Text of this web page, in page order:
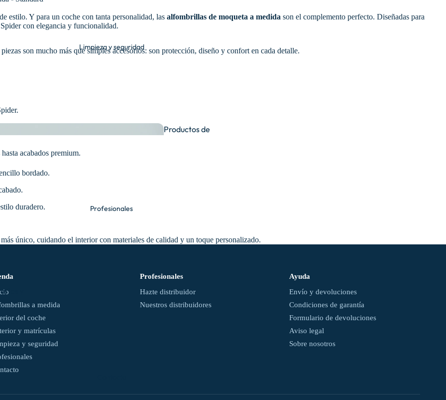
ores
Fundas para
personalizados
Distintivos
Limpieza y seguridad
Productos de
Aceites y
Profesionales
y
estilo. Y para un coche con tanta personalidad, las alfombrillas de moqueta a medida son el complemento perfecto. Diseñadas para
con elegancia y funcionalidad.
piezas son mucho más que simples accesorios: son protección, diseño y confort en cada detalle.
acabados premium.
bordado.
duradero.
único, cuidando el interior con materiales de calidad y un toque personalizado.
a medida
del coche
y matrículas
y seguridad
Profesionales
Hazte distribuidor
Nuestros distribuidores
Ayuda
Envío y devoluciones
Condiciones de garantía
Formulario de devoluciones
Aviso legal
Sobre nosotros